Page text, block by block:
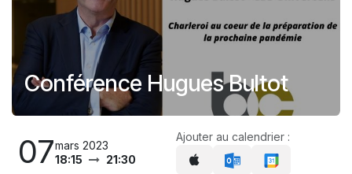
Conférence Hugues Bultot
07mars 2023
18:15
21:30
Ajouter au calendrier :